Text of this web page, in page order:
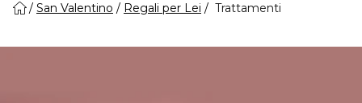
San Valentino Regali per Lei Trattamenti